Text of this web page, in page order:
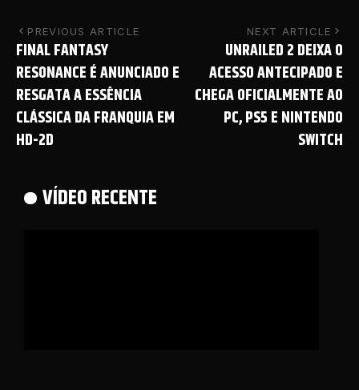
PREVIOUS ARTICLE
FINAL FANTASY
RESONANCE É ANUNCIADO E
RESGATA A ESSÊNCIA
CLÁSSICA DA FRANQUIA EM
HD-2D
NEXT ARTICLE
UNRAILED 2 DEIXA O
ACESSO ANTECIPADO E
CHEGA OFICIALMENTE AO
PC, PS5 E NINTENDO
SWITCH
VÍDEO RECENTE